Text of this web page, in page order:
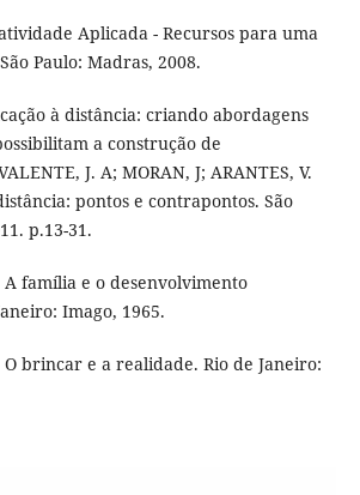
Aplicada - Recursos para uma
Paulo: Madras, 2008.
à distância: criando abordagens
a construção de
J. A; MORAN, J; ARANTES, V.
pontos e contrapontos. São
p.13-31.
A família e o desenvolvimento
Imago, 1965.
O brincar e a realidade. Rio de Janeiro: